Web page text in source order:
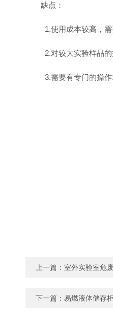
缺点：
1.使用成本较高，
2.对较大实验样品
3.需要有专门的操作
上一篇： 室外实验室危
下一篇： 易燃液体储存